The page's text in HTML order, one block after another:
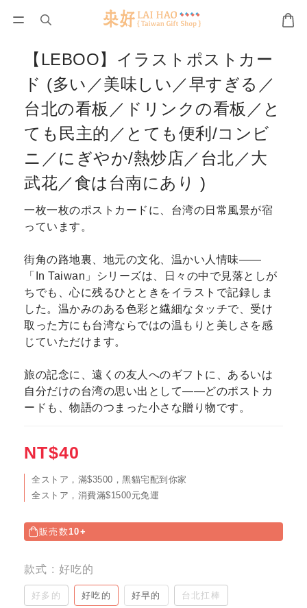
【LEBOO】イラストポストカー
ド (多い／美味しい／早すぎる／
台北の看板／ドリンクの看板／と
ても民主的／とても便利/コンビ
ニ／にぎやか/熱炒店／台北／大
武花／食は台南にあり )
一枚一枚のポストカードに、台湾の日常風景が宿
っています。
街角の路地裏、地元の文化、温かい人情味——
「In Taiwan」シリーズは、日々の中で見落としが
ちでも、心に残るひとときをイラストで記録しま
した。温かみのある色彩と繊細なタッチで、受け
取った方にも台湾ならではの温もりと美しさを感
じていただけます。
旅の記念に、遠くの友人へのギフトに、あるいは
自分だけの台湾の思い出として——どのポストカ
ードも、物語のつまった小さな贈り物です。
NT$40
全ストア，滿$3500，黑貓宅配到你家
全ストア，消費滿$1500元免運
販売数10+
款式 : 好吃的
好多的 好吃的 好早的 台北扛棒